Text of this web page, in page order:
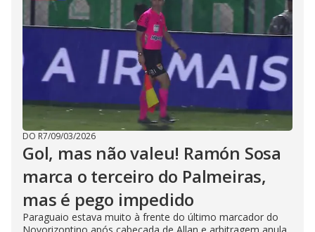
DO R7/09/03/2026
Gol, mas não valeu! Ramón Sosa
marca o terceiro do Palmeiras,
mas é pego impedido
Paraguaio estava muito à frente do último marcador do